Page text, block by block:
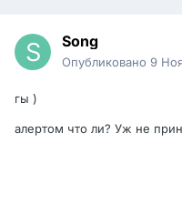
Song
Опубликовано 9
гы )
алертом что ли? Уж не